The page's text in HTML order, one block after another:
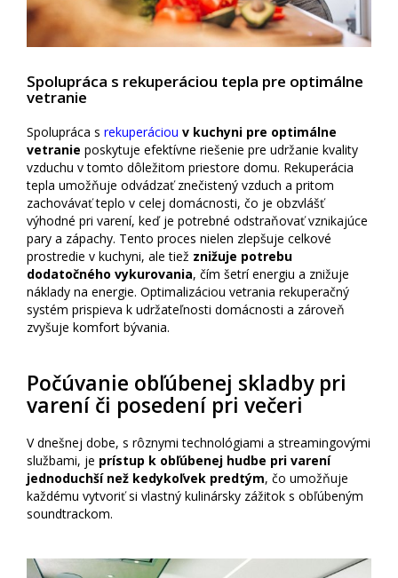
Spolupráca s rekuperáciou tepla pre optimálne
vetranie
Spolupráca s rekuperáciou v kuchyni pre optimálne
vetranie poskytuje efektívne riešenie pre udržanie kvality
vzduchu v tomto dôležitom priestore domu. Rekuperácia
tepla umožňuje odvádzať znečistený vzduch a pritom
zachovávať teplo v celej domácnosti, čo je obzvlášť
výhodné pri varení, keď je potrebné odstraňovať vznikajúce
pary a zápachy. Tento proces nielen zlepšuje celkové
prostredie v kuchyni, ale tiež znižuje potrebu
dodatočného vykurovania, čím šetrí energiu a znižuje
náklady na energie. Optimalizáciou vetrania rekuperačný
systém prispieva k udržateľnosti domácnosti a zároveň
zvyšuje komfort bývania.
Počúvanie obľúbenej skladby pri
varení či posedení pri večeri
V dnešnej dobe, s rôznymi technológiami a streamingovými
službami, je prístup k obľúbenej hudbe pri varení
jednoduchší než kedykoľvek predtým, čo umožňuje
každému vytvoriť si vlastný kulinársky zážitok s obľúbeným
soundtrackom.